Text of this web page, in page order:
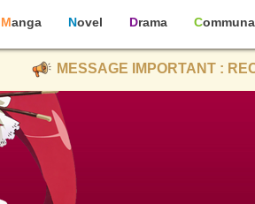
Manga Novel Drama
MESSAGE IMPORTANT :